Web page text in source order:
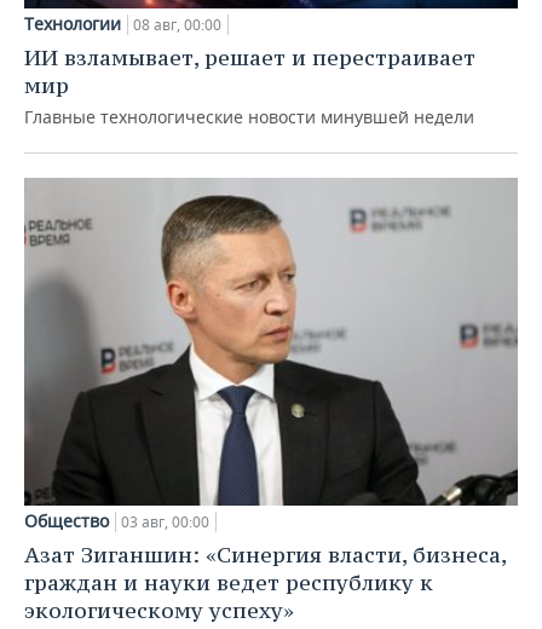
Технологии 08 авг, 00:00
ИИ взламывает, решает и перестраивает
мир
Главные технологические новости минувшей недели
Общество 03 авг, 00:00
Азат Зиганшин: «Синергия власти, бизнеса,
граждан и науки ведет республику к
экологическому успеху»